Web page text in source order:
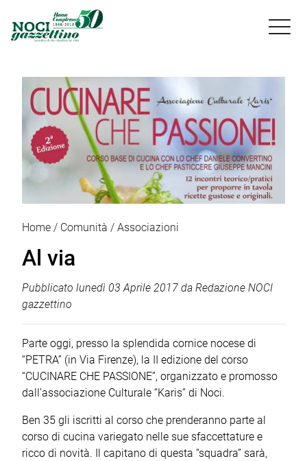

Home Comunità Associazioni
Al via
Pubblicato lunedì 03 Aprile 2017 da Redazione NOCI
gazzettino
Parte oggi, presso la splendida cornice nocese di
“PETRA” (in Via Firenze), la II edizione del corso
“CUCINARE CHE PASSIONE”, organizzato e promosso
dall’associazione Culturale “Karis” di Noci.
Ben 35 gli iscritti al corso che prenderanno parte al
corso di cucina variegato nelle sue sfaccettature e
ricco di novità. Il capitano di questa “squadra” sarà,